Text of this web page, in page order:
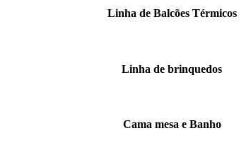
Linha de Balcões Térmicos
Linha de brinquedos
Cama mesa e Banho